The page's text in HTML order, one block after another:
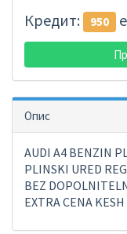
Кредит:
950
Опис
AUDI A4 BENZIN
PLINSKI URED
BEZ
EXTRA CENA